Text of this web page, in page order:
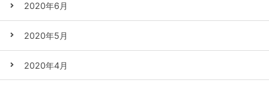
2020年6月
2020年5月
2020年4月